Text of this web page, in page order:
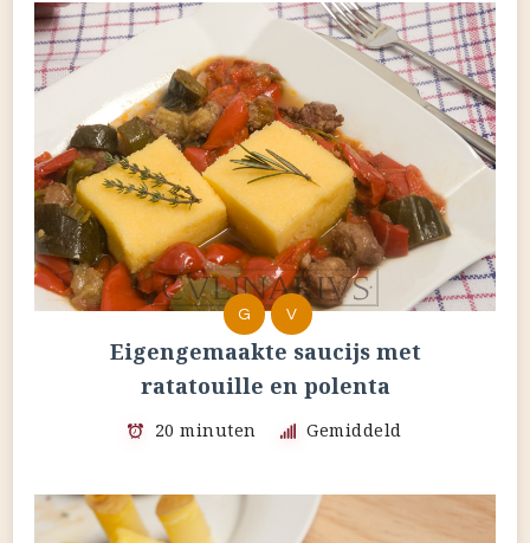
G V
Eigengemaakte saucijs met
ratatouille en polenta
20 minuten Gemiddeld